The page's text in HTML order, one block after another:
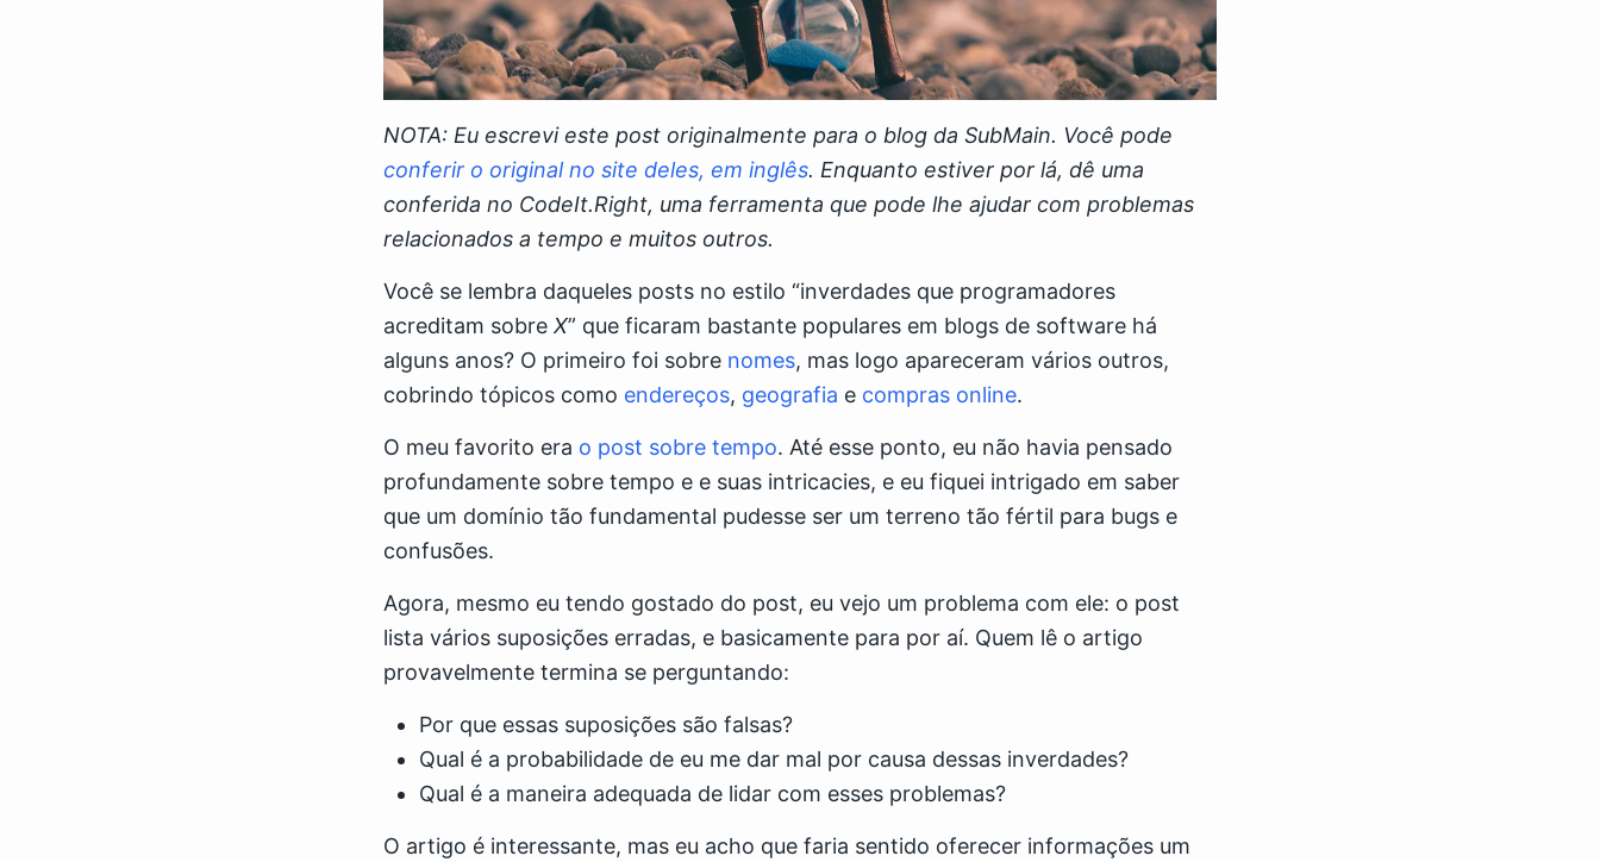
NOTA: Eu escrevi este post originalmente para o blog da SubMain. Você pode
conferir o original no site deles, em inglês. Enquanto estiver por lá, dê uma
conferida no CodeIt.Right, uma ferramenta que pode lhe ajudar com problemas
relacionados a tempo e muitos outros.
Você se lembra daqueles posts no estilo “inverdades que programadores
acreditam sobre X” que ficaram bastante populares em blogs de software há
alguns anos? O primeiro foi sobre nomes, mas logo apareceram vários outros,
cobrindo tópicos como endereços, geografia e compras online.
O meu favorito era o post sobre tempo. Até esse ponto, eu não havia pensado
profundamente sobre tempo e e suas intricacies, e eu fiquei intrigado em saber
que um domínio tão fundamental pudesse ser um terreno tão fértil para bugs e
confusões.
Agora, mesmo eu tendo gostado do post, eu vejo um problema com ele: o post
lista vários suposições erradas, e basicamente para por aí. Quem lê o artigo
provavelmente termina se perguntando:
Por que essas suposições são falsas?
Qual é a probabilidade de eu me dar mal por causa dessas inverdades?
Qual é a maneira adequada de lidar com esses problemas?
O artigo é interessante, mas eu acho que faria sentido oferecer informações um